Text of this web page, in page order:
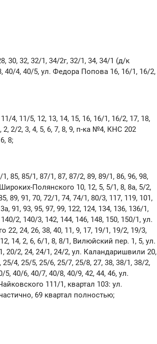
30, 32, 32/1, 34/2г, 32/1, 34, 34/1 (д/к
40/4, 40/5, ул. Федора Попова 16, 16/1, 16/2,
4, 11/5, 12, 13, 14, 15, 16, 16/1, 16/2, 17, 18,
2, 2/2, 3, 4, 5, 6, 7, 8, 9, п-ка №4, КНС 202
8;
85, 85/1, 87/1, 87, 87/2, 89, 89/1, 86, 96, 98,
Полянского 10, 12, 5, 5/1, 8, 8а, 5/2,
89, 91, 70, 72/1, 74, 74/1, 80/3, 117, 119, 101,
91, 93, 95, 97, 99, 122, 124, 134, 136, 136/1,
2, 140/3, 142, 144, 146, 148, 150, 150/1, ул.
22, 24, 26, 38, 40, 11, 9, 17, 19/1, 19/2, 19/3,
14, 2, 6, 6/1, 8, 8/1, Вилюйский пер. 1, 5, ул.
20/2, 24, 24/1, 24/2, ул. Каландаришвили 20,
4, 25/5, 25/6, 25/7, 25/8, 27, 38, 38/1, 38/2,
40/6, 40/7, 40/8, 40/9, 42, 44, 46, ул.
111/1, квартал 103: ул.
69 квартал полностью;